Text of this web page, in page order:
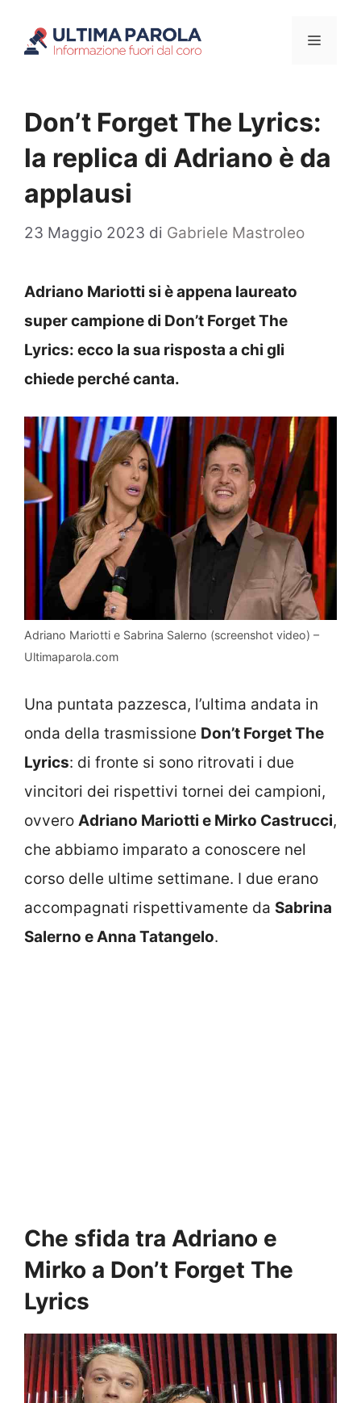
Menu
Don’t Forget The Lyrics:
la replica di Adriano è da
applausi
23 Maggio 2023 di Gabriele Mastroleo
Adriano Mariotti si è appena laureato
super campione di Don’t Forget The
Lyrics: ecco la sua risposta a chi gli
chiede perché canta.
Adriano Mariotti e Sabrina Salerno (screenshot video) –
Ultimaparola.com
Una puntata pazzesca, l’ultima andata in
onda della trasmissione Don’t Forget The
Lyrics: di fronte si sono ritrovati i due
vincitori dei rispettivi tornei dei campioni,
ovvero Adriano Mariotti e Mirko Castrucci,
che abbiamo imparato a conoscere nel
corso delle ultime settimane. I due erano
accompagnati rispettivamente da Sabrina
Salerno e Anna Tatangelo.
Che sfida tra Adriano e
Mirko a Don’t Forget The
Lyrics